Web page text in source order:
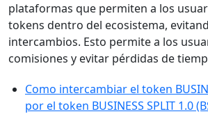
plataformas que permiten a los
tokens dentro del ecosistema,
intercambios. Esto permite a los
comisiones y evitar pérdidas de
Como intercambiar el token
por el token BUSINESS SPLIT 1.0